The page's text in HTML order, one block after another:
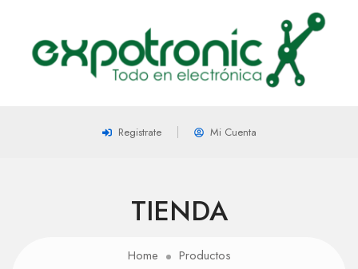
Registrate Mi Cuenta
TIENDA
Home
Productos